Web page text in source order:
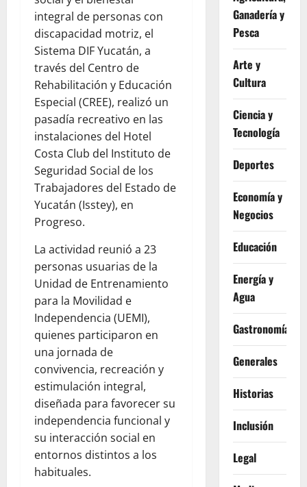
integral de personas con
discapacidad motriz, el
Sistema DIF Yucatán, a
través del Centro de
Rehabilitación y Educación
Especial (CREE), realizó un
pasadía recreativo en las
instalaciones del Hotel
Costa Club del Instituto de
Seguridad Social de los
Trabajadores del Estado de
Yucatán (Isstey), en
Progreso.
La actividad reunió a 23
personas usuarias de la
Unidad de Entrenamiento
para la Movilidad e
Independencia (UEMI),
quienes participaron en
una jornada de
convivencia, recreación y
estimulación integral,
diseñada para favorecer su
independencia funcional y
su interacción social en
entornos distintos a los
habituales.
Ganadería y
Pesca
Arte y
Cultura
Ciencia y
Tecnología
Deportes
Economía y
Negocios
Educación
Energía y
Agua
Gastronomía
Generales
Historias
Inclusión
Legal